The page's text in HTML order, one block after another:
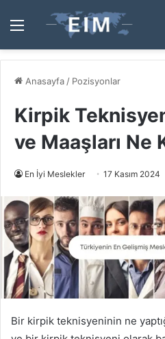
Menü
Anasayfa / Pozisyonlar
Kirpik
ve Maaşları Ne
En İyi Meslekler 17 Kasım 2024
Bir kirpik teknisyeninin ne